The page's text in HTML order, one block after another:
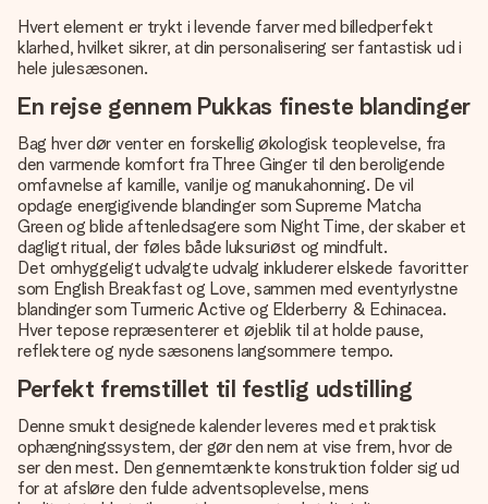
Hvert element er trykt i levende farver med billedperfekt
klarhed, hvilket sikrer, at din personalisering ser fantastisk ud i
hele julesæsonen.
En rejse gennem Pukkas fineste blandinger
Bag hver dør venter en forskellig økologisk teoplevelse, fra
den varmende komfort fra Three Ginger til den beroligende
omfavnelse af kamille, vanilje og manukahonning. De vil
opdage energigivende blandinger som Supreme Matcha
Green og blide aftenledsagere som Night Time, der skaber et
dagligt ritual, der føles både luksuriøst og mindfult.
Det omhyggeligt udvalgte udvalg inkluderer elskede favoritter
som English Breakfast og Love, sammen med eventyrlystne
blandinger som Turmeric Active og Elderberry & Echinacea.
Hver tepose repræsenterer et øjeblik til at holde pause,
reflektere og nyde sæsonens langsommere tempo.
Perfekt fremstillet til festlig udstilling
Denne smukt designede kalender leveres med et praktisk
ophængningssystem, der gør den nem at vise frem, hvor de
ser den mest. Den gennemtænkte konstruktion folder sig ud
for at afsløre den fulde adventsoplevelse, mens